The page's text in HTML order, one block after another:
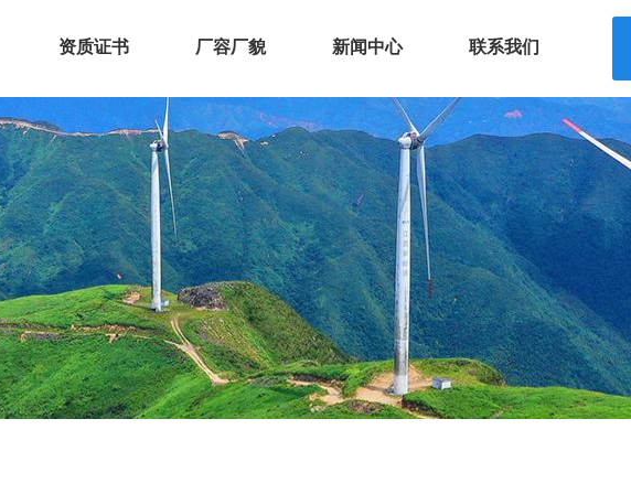
资质证书 厂容厂貌 新闻中心 联系我们